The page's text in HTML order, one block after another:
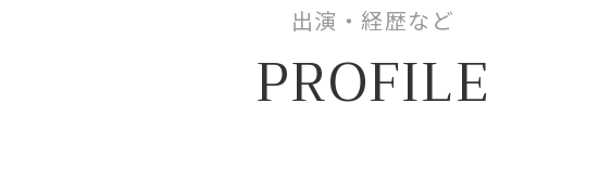
出演・経歴など
PROFILE